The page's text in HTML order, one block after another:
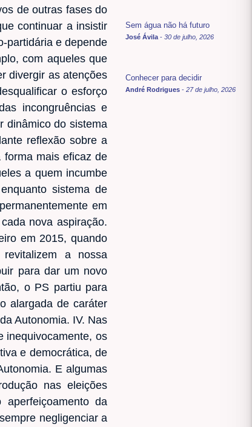
de outras fases do
continuar a insistir
partidária e depende
com aqueles que
divergir as atenções
o esforço
incongruências e
dinâmico do sistema
reflexão sobre a
mais eficaz de
a quem incumbe
sistema de
em
nova aspiração.
em 2015, quando
a nossa
para dar um novo
o PS partiu para
alargada de caráter
Autonomia. IV. Nas
inequivocamente, os
e democrática, de
E algumas
nas eleições
da
negligenciar a
Sem água não há futuro
José Ávila - 30 de julho, 2026
Conhecer para decidir
André Rodrigues - 27 de julho, 2026